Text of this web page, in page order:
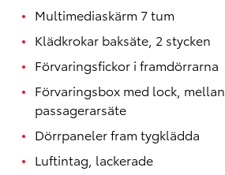
Multimediaskärm 7 tum
Klädkrokar baksäte, 2 stycken
Förvaringsfickor i framdörrarna
Förvaringsbox med lock,
passagerarsäte
Dörrpaneler fram tygklädda
Luftintag, lackerade